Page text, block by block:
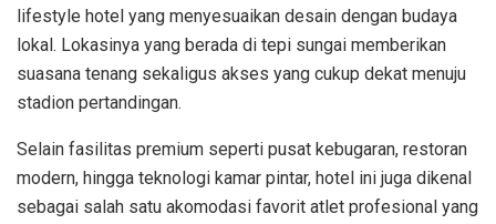
lifestyle hotel yang menyesuaikan desain dengan budaya
lokal. Lokasinya yang berada di tepi sungai memberikan
suasana tenang sekaligus akses yang cukup dekat menuju
stadion pertandingan.
Selain fasilitas premium seperti pusat kebugaran, restoran
modern, hingga teknologi kamar pintar, hotel ini juga dikenal
sebagai salah satu akomodasi favorit atlet profesional yang